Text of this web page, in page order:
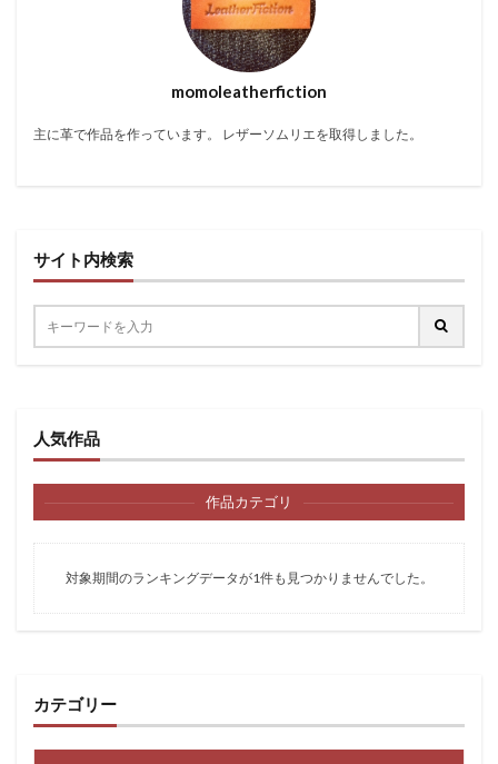
momoleatherfiction
主に革で作品を作っています。 レザーソムリエを取得しました。
サイト内検索
人気作品
作品カテゴリ
対象期間のランキングデータが1件も見つかりませんでした。
カテゴリー